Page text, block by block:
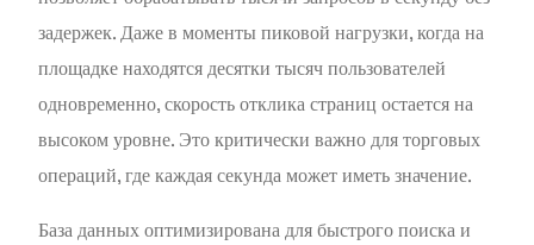
задержек. Даже в моменты пиковой нагрузки, когда на
площадке находятся десятки тысяч пользователей
одновременно, скорость отклика страниц остается на
высоком уровне. Это критически важно для торговых
операций, где каждая секунда может иметь значение.
База данных оптимизирована для быстрого поиска и